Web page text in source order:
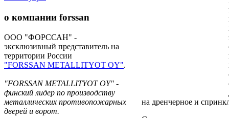
о компании forssan
ООО "ФОРССАН" -
эксклюзивный представитель на
территории России
"FORSSAN METALLITYOT OY".
"FORSSAN METALLITYOT OY" -
финский лидер по производству
металлических противопожарных
дверей и ворот.
на дренчерное и